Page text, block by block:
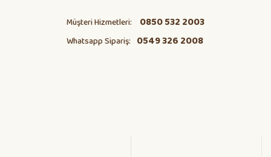
Müşteri Hizmetleri: 0850 532 2003
Whatsapp Sipariş: 0549 326 2008